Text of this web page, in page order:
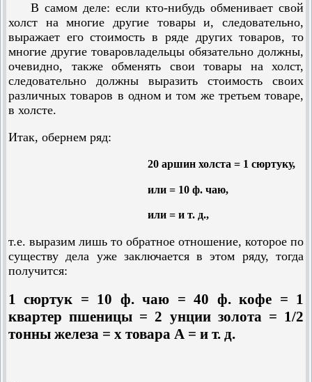
В самом деле: если кто-нибудь обменивает свой
холст на многие другие товары и, следовательно,
выражает его стоимость в ряде других товаров, то
многие другие товаровладельцы обязательно должны,
очевидно, также обменять свои товары на холст,
следовательно должны выразить стоимость своих
различных товаров в одном и том же третьем товаре,
в холсте.
Итак, обернем ряд:
20 аршин холста = 1 сюртуку,
или = 10 ф. чаю,
или = и т. д.,
т.е. выразим лишь то обратное отношение, которое по
существу дела уже заключается в этом ряду, тогда
получится:
1 сюртук = 10 ф. чаю = 40 ф. кофе = 1
квартер пшеницы = 2 унции золота = 1/2
тонны железа = х товара А = и т. д.